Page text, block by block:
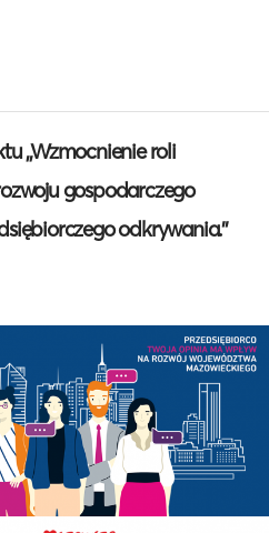
,,Wzmocnienie roli
gospodarczego
odkrywania.’’